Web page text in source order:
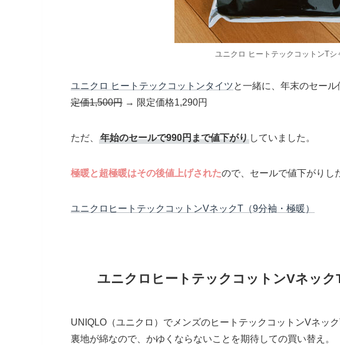
ユニクロ ヒートテックコットンTシ
ユニクロ ヒートテックコットンタイツと一緒に、年末のセール
定価1,500円 → 限定価格1,290円
ただ、 年始のセールで990円まで値下がり していました。
極暖と超極暖はその後値上げされたので、セールで値下がりし
ユニクロヒートテックコットンVネックT（9分袖・極暖）
ユニクロヒートテックコットンVネック
UNIQLO（ユニクロ）でメンズのヒートテックコットンVネック
裏地が綿なので、かゆくならないことを期待しての買い替え。